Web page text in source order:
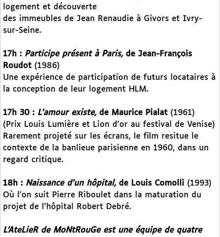
logement et découverte
des immeubles de Jean Renaudie à Givors et Ivry-
sur-Seine.
17h : Participe présent à Paris, de Jean-François
Roudot (1986)
Une expérience de participation de futurs locataires à
la conception de leur logement HLM.
17h 30 : L’amour existe, de Maurice Pialat (1961)
(Prix Louis Lumière et Lion d’or au festival de Venise)
Rarement projeté sur les écrans, le film resitue le
contexte de la banlieue parisienne en 1960, dans un
regard critique.
18h : Naissance d’un hôpital, de Louis Comolli (1993)
Où l’on suit Pierre Riboulet dans la maturation du
projet de l’hôpital Robert Debré.
L’AteLieR de MoNtRouGe est une équipe de quatre